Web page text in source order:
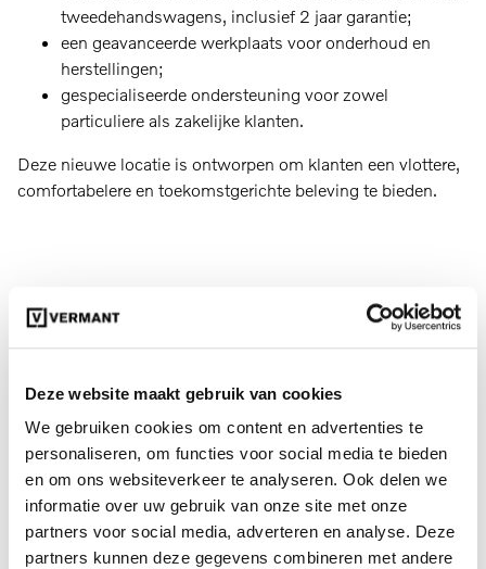
Deze website maakt gebruik van cookies
We gebruiken cookies om content en advertenties te
personaliseren, om functies voor social media te bieden
en om ons websiteverkeer te analyseren. Ook delen we
informatie over uw gebruik van onze site met onze
partners voor social media, adverteren en analyse. Deze
partners kunnen deze gegevens combineren met andere
tweedehandswagens, inclusief 2 jaar garantie;
een geavanceerde werkplaats voor onderhoud en
herstellingen;
gespecialiseerde ondersteuning voor zowel
particuliere als zakelijke klanten.
Deze nieuwe locatie is ontworpen om klanten een vlottere,
comfortabelere en toekomstgerichte beleving te bieden.
Aerodynamische lijnen. Indrukwekkende
Kennismaking met de
volledig elektrische
Volvo ES90